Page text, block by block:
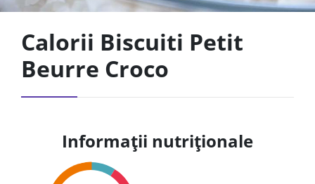
Calorii Biscuiti Petit
Beurre Croco
Informații nutriționale